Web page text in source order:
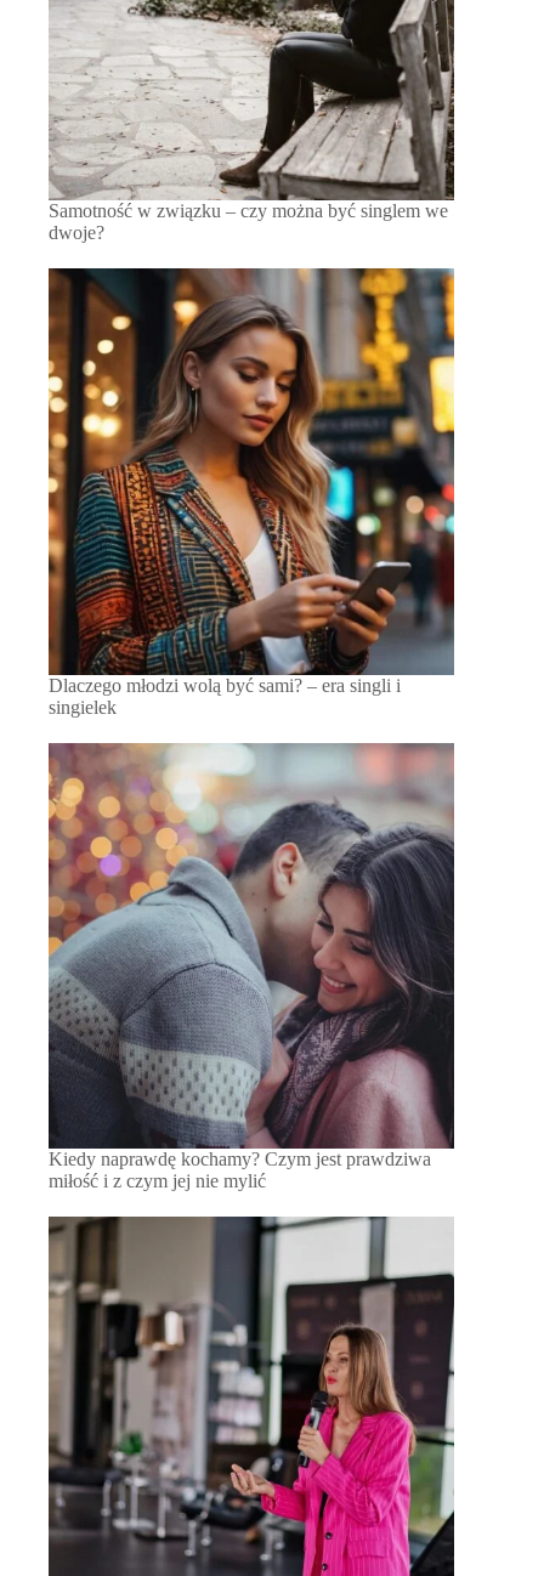
Samotność w związku – czy można być singlem we
dwoje?
Dlaczego młodzi wolą być sami? – era singli i
singielek
Kiedy naprawdę kochamy? Czym jest prawdziwa
miłość i z czym jej nie mylić